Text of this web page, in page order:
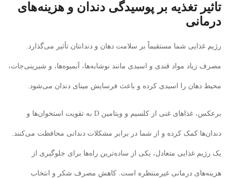
تاثیر تغذیه بر پوسیدگی دندان و هزینه‌های
درمانی
رژیم غذایی شما مستقیماً بر سلامت دهان و دندانتان تأثیر می‌گذارد.
مصرف زیاد مواد قندی و اسیدی مانند نوشابه‌ها، آبمیوه‌ها، و شیرینی‌جات،
محیط دهان را اسیدی کرده و باعث فرسایش مینای دندان می‌شود.
برعکس، غذاهای غنی از کلسیم و ویتامین D به تقویت استخوان‌ها و
دندان‌ها کمک کرده و از شما در برابر مشکلات دندانی محافظت می‌کنند.
یک رژیم غذایی متعادل، یکی از ساده‌ترین راه‌ها برای جلوگیری از
هزینه‌های درمانی غیرمنتظره است. کاهش مصرف شکر و انتخاب